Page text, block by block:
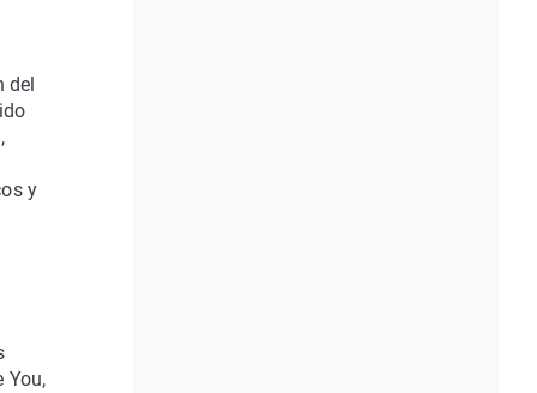
del
y
You,